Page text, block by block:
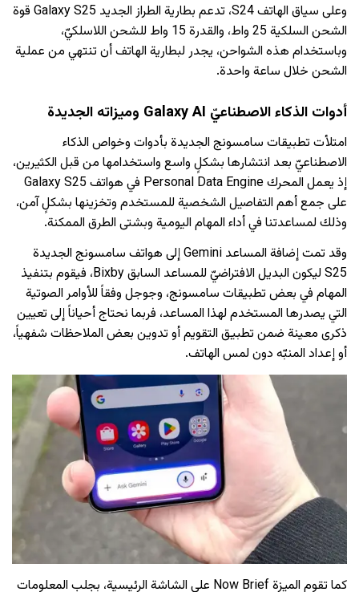
وعلى سياق الهاتف S24، تدعم بطارية الطراز الجديد Galaxy S25 قوة
الشحن السلكية 25 واط، والقدرة 15 واط للشحن اللاسلكيّ،
وباستخدام هذه الشواحن، يجدر لبطارية الهاتف أن تنتهي من عملية
الشحن خلال ساعة واحدة.
أدوات الذكاء الاصطناعيّ Galaxy AI وميزاته الجديدة
امتلأت تطبيقات سامسونج الجديدة بأدوات وخواص الذكاء
الاصطناعيّ بعد انتشارها بشكلٍ واسع واستخدامها من قبل الكثيرين،
إذ يعمل المحرك Personal Data Engine
في هواتف Galaxy S25
على جمع أهم التفاصيل الشخصية للمستخدم وتخزينها بشكلٍ آمن،
وذلك لمساعدتنا في أداء المهام اليومية وبشتى الطرق الممكنة.
وقد تمت إضافة المساعد Gemini إلى هواتف سامسونج الجديدة
S25 ليكون البديل الافتراضيّ للمساعد السابق Bixby، فيقوم بتنفيذ
المهام في بعض تطبيقات سامسونج، وجوجل وفقاً للأوامر الصوتية
التي يصدرها المستخدم لهذا المساعد، فربما نحتاج أحياناً إلى تعيين
ذكرى معينة ضمن تطبيق التقويم أو تدوين بعض الملاحظات شفهياً،
أو إعداد المنبّه دون لمس الهاتف.
كما تقوم الميزة Now Brief على الشاشة الرئيسية، بجلب المعلومات